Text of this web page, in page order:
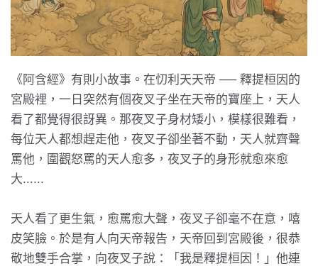
《阿含經》有則小故事。在忉利天天帝 ── 釋提桓因的
宮殿裡，一日突然有個夜叉子坐在天帝的寶座上，天人
看了都覺得很訝異。那夜叉子身材矮小，模樣很難看，
每位天人都想趕走他，夜叉子卻坐著不動，天人就齊聲
罵他，圍觀怒罵的天人愈多，夜叉子的身形就愈來愈
大......
天人看了更生氣，愈罵愈大聲，夜叉子卻毫不在意，嘻
皮笑臉。於是有人向天帝報告，天帝回到宮殿後，很恭
敬地雙手合掌，向夜叉子說：「我是釋提桓因！」他連